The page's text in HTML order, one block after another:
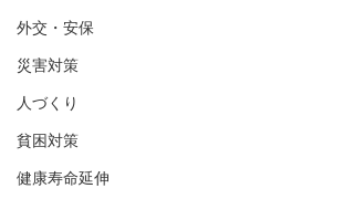
外交・安保
災害対策
人づくり
貧困対策
健康寿命延伸